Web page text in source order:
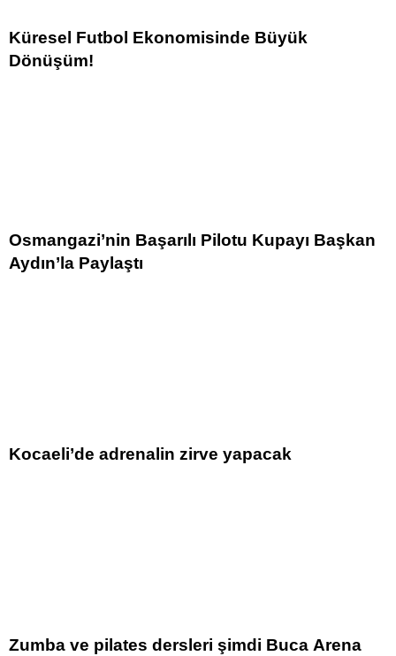
Küresel Futbol Ekonomisinde Büyük
Dönüşüm!
Osmangazi’nin Başarılı Pilotu Kupayı Başkan
Aydın’la Paylaştı
Kocaeli’de adrenalin zirve yapacak
Zumba ve pilates dersleri şimdi Buca Arena